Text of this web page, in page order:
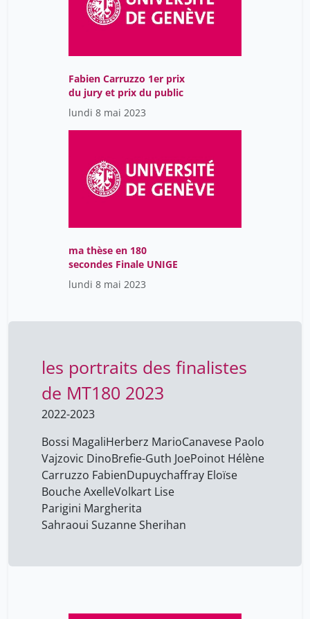
Fabien Carruzzo 1er prix
du jury et prix du public
lundi 8 mai 2023
ma thèse en 180
secondes Finale UNIGE
lundi 8 mai 2023
les portraits des finalistes
de MT180 2023
2022-2023
Bossi MagaliHerberz MarioCanavese Paolo
Vajzovic DinoBrefie-Guth JoePoinot Hélène
Carruzzo FabienDupuychaffray Eloïse
Bouche AxelleVolkart Lise
Parigini Margherita
Sahraoui Suzanne Sherihan